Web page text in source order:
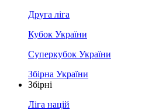
Друга ліга
Кубок України
Суперкубок України
Збірна України
Збірні
Ліга націй